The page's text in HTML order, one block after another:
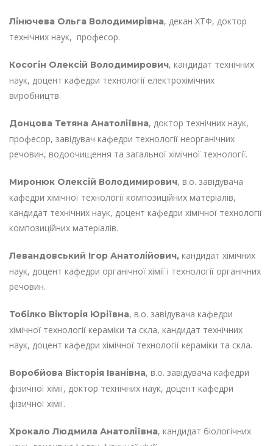
Лінючева Ольга Володимирівна, декан ХТФ, доктор
технічних наук, професор.
Косогін Олексій Володимирович, кандидат технічних
наук, доцент кафедри технології електрохімічних
виробництв.
Донцова Тетяна Анатоліївна, доктор технічних наук,
професор, завідувач кафедри технології неорганічних
речовин, водоочищення та загальної хімічної технології.
Миронюк Олексій Володимирович, в.о. завідувача
кафедри хімічної технології композиційних матеріалів,
кандидат технічних наук, доцент кафедри хімічної технології
композиційних матеріалів.
Левандовський Ігор Анатолійович, кандидат хімічних
наук, доцент кафедри органічної хімії і технології органічних
речовин.
Тобілко Вікторія Юріївна, в.о. завідувача кафедри
хімічної технології кераміки та скла, кандидат технічних
наук, доцент кафедри хімічної технології кераміки та скла.
Воробйова Вікторія Іванівна, в.о. завідувача кафедри
фізичної хімії, доктор технічних наук, доцент кафедри
фізичної хімії.
Хрокало Людмила Анатоліївна, кандидат біологічних